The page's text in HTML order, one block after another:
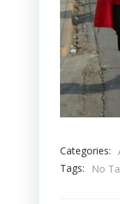
Categories:
Tags:
No